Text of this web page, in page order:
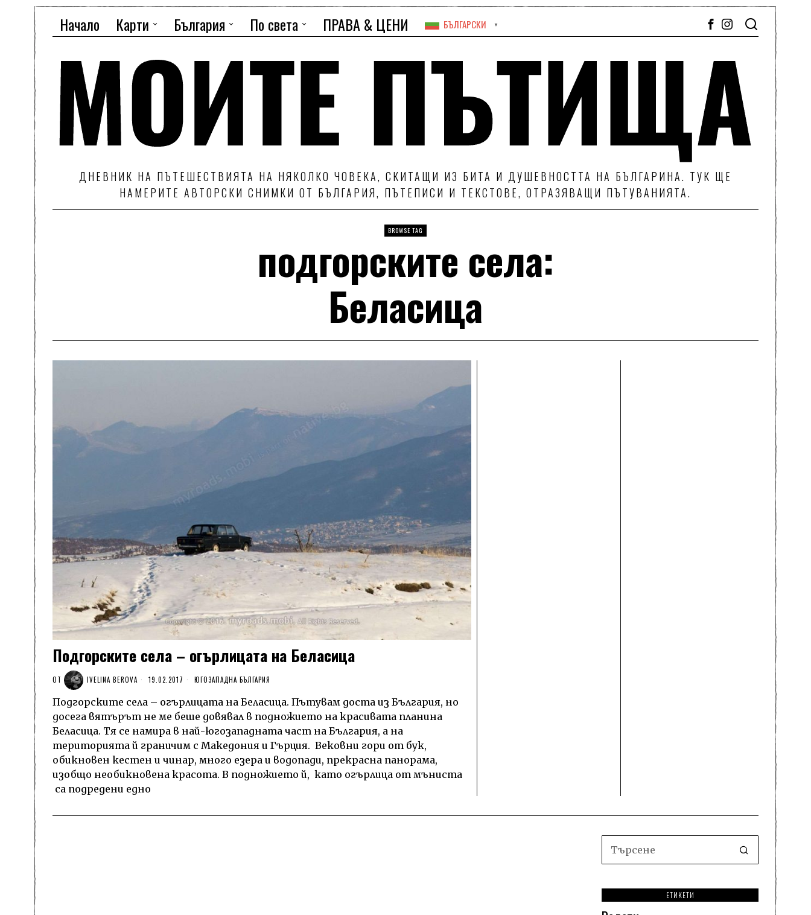
Начало Карти България По света ПРАВА & ЦЕНИ БЪЛГАРСКИ ▼
ДНЕВНИК НА ПЪТЕШЕСТВИЯТА НА НЯКОЛКО ЧОВЕКА, СКИТАЩИ ИЗ БИТА И ДУШЕВНОСТТА НА БЪЛГАРИНА. ТУК ЩЕ
НАМЕРИТЕ АВТОРСКИ СНИМКИ ОТ БЪЛГАРИЯ, ПЪТЕПИСИ И ТЕКСТОВЕ, ОТРАЗЯВАЩИ ПЪТУВАНИЯТА.
BROWSE TAG
подгорските села:
Беласица
Подгорските села – огърлицата на Беласица
ОТ IVELINA BEROVA 19.02.2017 ЮГОЗАПАДНА БЪЛГАРИЯ
Подгорските села – огърлицата на Беласица. Пътувам доста из България, но
досега вятърът не ме беше довявал в подножието на красивата планина
Беласица. Тя се намира в най-югозападната част на България, а на
територията й граничим с Македония и Гърция. Вековни гори от бук,
обикновен кестен и чинар, много езера и водопади, прекрасна панорама,
изобщо необикновена красота. В подножието й, като огърлица от мъниста
са подредени едно
ЕТИКЕТИ